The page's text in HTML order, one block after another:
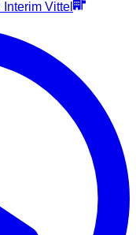
Interim Vittel